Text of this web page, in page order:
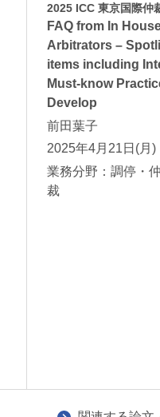
2025 ICC 東京国際仲
FAQ from In
Arbitrators –
items including
Must-know
Develop
前田葉子
2025年4月21日(月)
業務分野：調停・
裁